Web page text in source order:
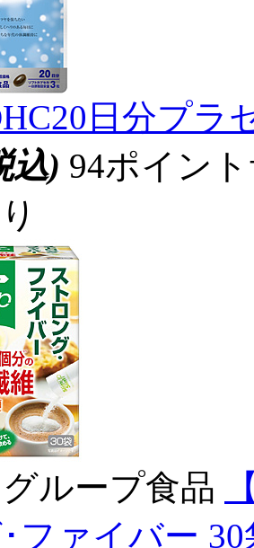
日分プラ
込) 94ポイン
ループ食品
ファイバー 30